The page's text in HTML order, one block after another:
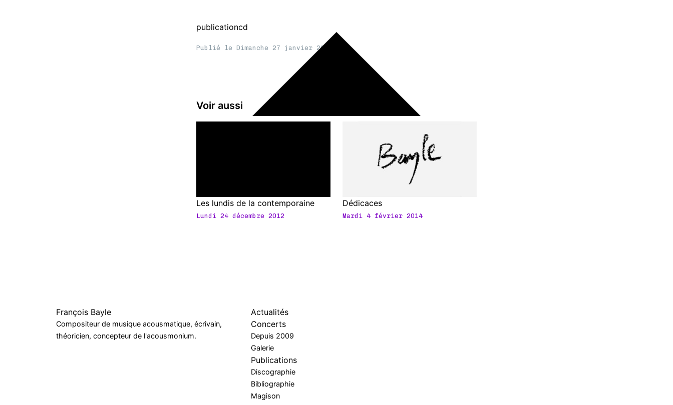
publicationcd
Publié le Dimanche 27 janvier 2013
Voir aussi
Les lundis de la contemporaine
Lundi 24 décembre 2012
Dédicaces
Mardi 4 février 2014
François Bayle
Compositeur de musique acousmatique, écrivain,
théoricien, concepteur de l'acousmonium.
Actualités
Concerts
Depuis 2009
Galerie
Publications
Discographie
Bibliographie
Magison